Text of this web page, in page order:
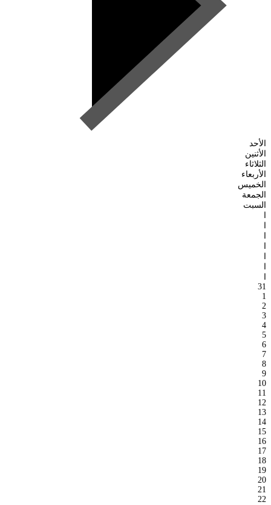
الأحد
الأثنين
الثلاثاء
الأربعاء
الخميس
الجمعة
السبت
ا
ا
ا
ا
ا
ا
ا
31
1
2
3
4
5
6
7
8
9
10
11
12
13
14
15
16
17
18
19
20
21
22